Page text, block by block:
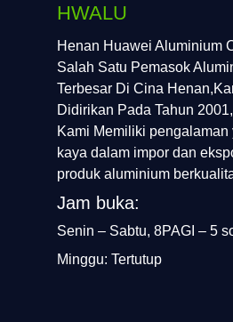
HWALU
Henan Huawei Aluminium
Salah Satu Pemasok
Terbesar Di Cina
Didirikan Pada Tahun
Kami Memiliki pengalaman
kaya dalam impor dan
produk aluminium
Jam buka:
Senin – Sabtu, 8PAGI – 5
Minggu: Tertutup